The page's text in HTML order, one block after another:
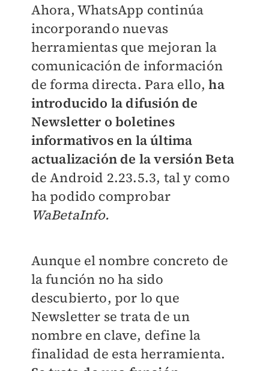
Ahora, WhatsApp continúa
incorporando nuevas
herramientas que mejoran la
comunicación de información
de forma directa. Para ello, ha
introducido la difusión de
Newsletter o boletines
informativos en la última
actualización de la versión Beta
de Android 2.23.5.3, tal y como
ha podido comprobar
WaBetaInfo.
Aunque el nombre concreto de
la función no ha sido
descubierto, por lo que
Newsletter se trata de un
nombre en clave, define la
finalidad de esta herramienta.